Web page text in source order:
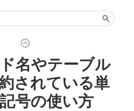
名やテーブル
されている単
号の使い方